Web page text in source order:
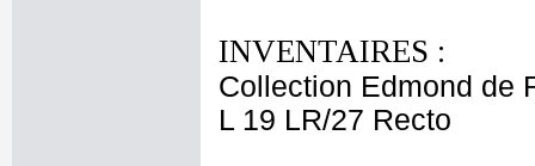
INVENTAIRES :
Collection Edmond de
L 19 LR/27 Recto